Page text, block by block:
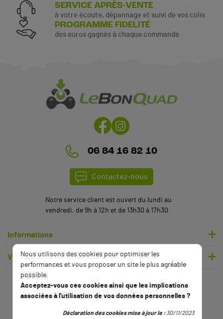
SERVICE APRÈS-VENTE
à votre écoute, dépannage et suivi de vos colis
PROGRAMME FIDELITÉ
des euros gagnés à chaque commande
06 84 16 82 10
Contactez-nous
Notre service client est ouvert du lundi au
vendredi, de 9h à 12h et de 13h30 à 17h30.
Informations
Votre compte
Nous utilisons des cookies pour optimiser les
performances et vous proposer un site le plus agréable
possible.
Acceptez-vous ces cookies ainsi que les implications
associées à l'utilisation de vos données personnelles ?
Déclaration des cookies mise à jour le :30/11/2023